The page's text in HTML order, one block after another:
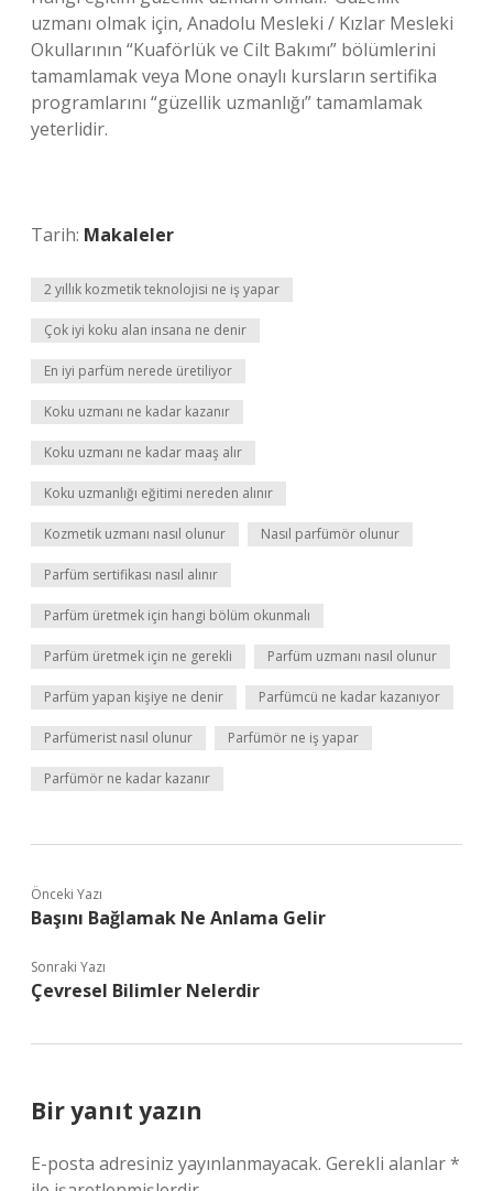
uzmanı olmak için, Anadolu Mesleki / Kızlar Mesleki
Okullarının “Kuaförlük ve Cilt Bakımı” bölümlerini
tamamlamak veya Mone onaylı kursların sertifika
programlarını “güzellik uzmanlığı” tamamlamak
yeterlidir.
Tarih: Makaleler
2 yıllık kozmetik teknolojisi ne iş yapar
Çok iyi koku alan insana ne denir
En iyi parfüm nerede üretiliyor
Koku uzmanı ne kadar kazanır
Koku uzmanı ne kadar maaş alır
Koku uzmanlığı eğitimi nereden alınır
Kozmetik uzmanı nasıl olunur Nasıl parfümör olunur
Parfüm sertifikası nasıl alınır
Parfüm üretmek için hangi bölüm okunmalı
Parfüm üretmek için ne gerekli Parfüm uzmanı nasıl olunur
Parfüm yapan kişiye ne denir Parfümcü ne kadar kazanıyor
Parfümerist nasıl olunur Parfümör ne iş yapar
Parfümör ne kadar kazanır
Önceki Yazı
Başını Bağlamak Ne Anlama Gelir
Sonraki Yazı
Çevresel Bilimler Nelerdir
Bir yanıt yazın
E-posta adresiniz yayınlanmayacak. Gerekli alanlar*